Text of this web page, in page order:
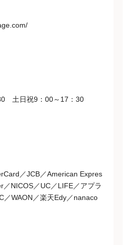
土日祝9：00～17：30
／JCB／American Expres
／NICOS／UC／LIFE／アプラ
／WAON／楽天Edy／nanaco